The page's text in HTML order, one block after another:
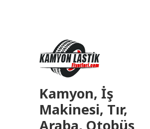
Kamyon, İş
Makinesi, Tır,
Araba, Otobüs